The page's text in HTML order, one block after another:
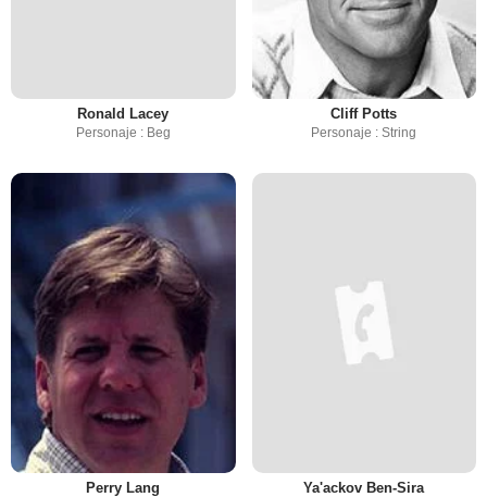
Ronald Lacey
Personaje : Beg
Cliff Potts
Personaje : String
Perry Lang Ya'ackov Ben-Sira